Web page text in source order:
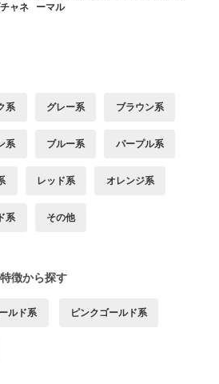
ャネ
ーマル
系 グレー系 ブラウン系
系 ブルー系 パープル系
レッド系 オレンジ系
系 その他
徴から探す
ルド系 ピンクゴールド系